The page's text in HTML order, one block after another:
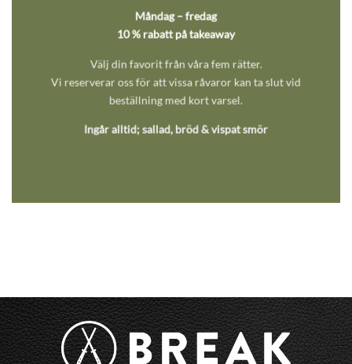
Måndag – fredag
10 % rabatt på takeaway
Välj din favorit från våra fem rätter.
Vi reserverar oss för att vissa råvaror kan ta slut vid
beställning med kort varsel.
Ingår alltid; sallad, bröd & vispat smör